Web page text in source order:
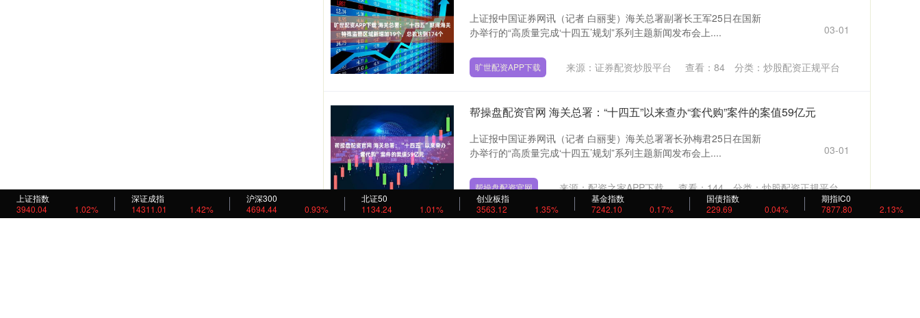
上证报中国证券网讯（记者 白丽斐）海关总署副署长王军25日在国新
办举行的“高质量完成‘十四五’规划”系列主题新闻发布会上....
03-01
旷世配资APP下载 来源：证券配资炒股平台 查看： 84 分类： 炒股配资正规平台
帮操盘配资官网 海关总署：“十四五”以来查办“套代购”案件的案值59亿元
上证报中国证券网讯（记者 白丽斐）海关总署署长孙梅君25日在国新
办举行的“高质量完成‘十四五’规划”系列主题新闻发布会上....
03-01
帮操盘配资官网 来源：配资之家APP下载 查看：144 分类：炒股配资正规平台
上证指数
3940.04
1.02%
深证成指
14311.01
1.42%
沪深300
4694.44
0.93%
北证50
1134.24
1.01%
创业板指
3563.12
1.35%
基金指数
7242.10
0.17%
国债指数
229.69
0.04%
期指IC0
7877.80
2.13%